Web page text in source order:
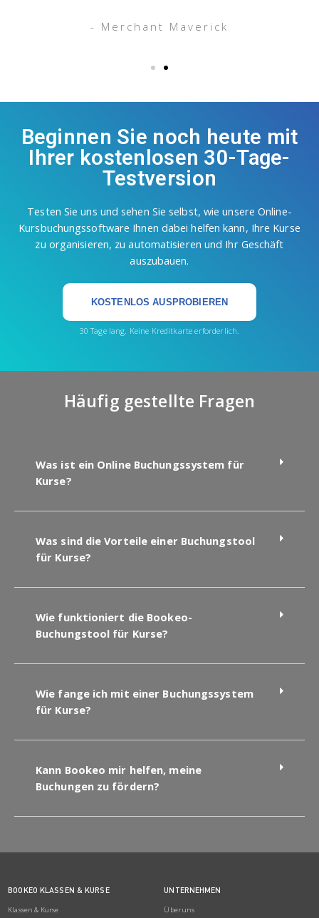
- Merchant Maverick
Beginnen Sie noch heute mit
Ihrer kostenlosen 30-Tage-
Testversion
Testen Sie uns und sehen Sie selbst, wie unsere Online-
Kursbuchungssoftware Ihnen dabei helfen kann, Ihre Kurse
zu organisieren, zu automatisieren und Ihr Geschäft
auszubauen.
KOSTENLOS AUSPROBIEREN
30 Tage lang. Keine Kreditkarte erforderlich.
Häufig gestellte Fragen
Was ist ein Online Buchungssystem für
Kurse?
Was sind die Vorteile einer Buchungstool
für Kurse?
Wie funktioniert die Bookeo-
Buchungstool für Kurse?
Wie fange ich mit einer Buchungssystem
für Kurse?
Kann Bookeo mir helfen, meine
Buchungen zu fördern?
BOOKEO KLASSEN & KURSE
Klassen & Kurse
UNTERNEHMEN
Über uns